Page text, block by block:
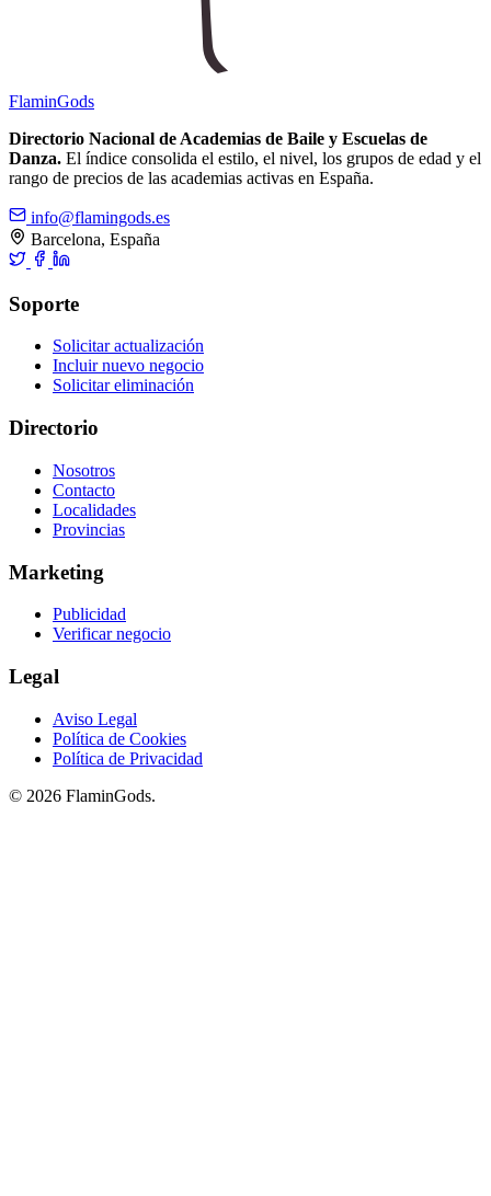
FlaminGods
Directorio Nacional de Academias de Baile y Escuelas de
Danza. El índice consolida el estilo, el nivel, los grupos de edad y el
rango de precios de las academias activas en España.
info@flamingods.es
Barcelona, España
Soporte
Solicitar actualización
Incluir nuevo negocio
Solicitar eliminación
Directorio
Nosotros
Contacto
Localidades
Provincias
Marketing
Publicidad
Verificar negocio
Legal
Aviso Legal
Política de Cookies
Política de Privacidad
© 2026 FlaminGods.